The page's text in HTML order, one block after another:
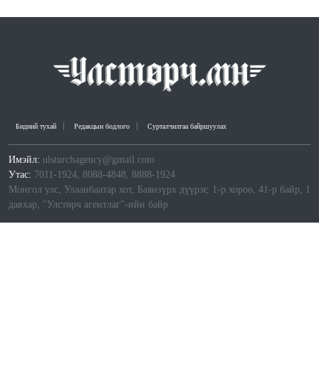
Бидний тухай Редакцын бодлого Сурталчилгаа байршуулах
Имэйл: ulsturchagency@gmail.com
Утас: 7011-1924, 8088-4848, 8888-1924
Монгол улс, Улаанбаатар хот, Баянзүрх дүүрэг, 1-р хороо, 41-р байр, 1
давхар, "Улстөрч агентлаг"-ийн байр